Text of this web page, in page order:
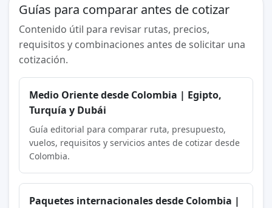
Guías para comparar antes de cotizar
Contenido útil para revisar rutas, precios,
requisitos y combinaciones antes de solicitar una
cotización.
Medio Oriente desde Colombia | Egipto,
Turquía y Dubái
Guía editorial para comparar ruta, presupuesto,
vuelos, requisitos y servicios antes de cotizar desde
Colombia.
Paquetes internacionales desde Colombia |